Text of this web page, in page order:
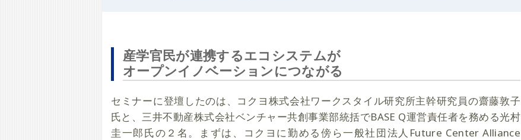
産学官民が連携するエコシステムが
オープンイノベーションにつながる
セミナーに登壇したのは、コクヨ株式会社ワークスタイル研究所主幹研究員の齋藤敦子
氏と、三井不動産株式会社ベンチャー共創事業部統括でBASE Q運営責任者を務める光村
圭一郎氏の２名。まずは、コクヨに勤める傍ら一般社団法人Future Center Alliance